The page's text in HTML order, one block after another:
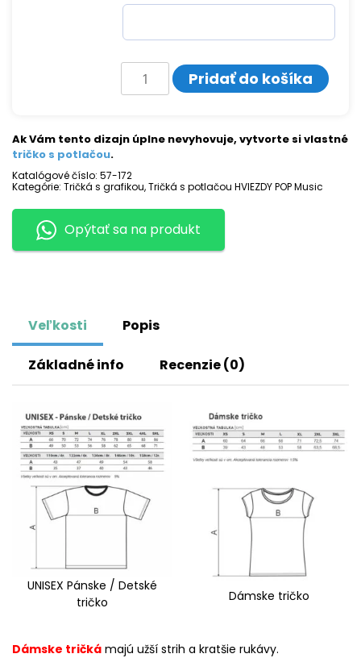
množstvo
Tričko
s
Pridať do košíka
Ak Vám tento dizajn úplne nevyhovuje, vytvorte si vlastné
tričko s potlačou.
Katalógové číslo: 57-172
Kategórie: Tričká s grafikou,Tričká s potlačou HVIEZDY POP Music
Opýtať sa na produkt
Veľkosti Popis
Základné info Recenzie (0)
UNISEX Pánske / Detské
tričko
Dámske tričko
Dámske tričká majú užší strih a kratšie rukávy.